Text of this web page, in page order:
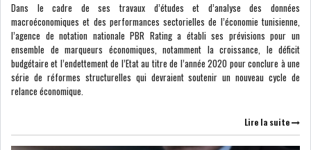
Dans le cadre de ses travaux d’études et d’analyse des données
macroéconomiques et des performances sectorielles de l’économie tunisienne,
l’agence de notation nationale PBR Rating a établi ses prévisions pour un
ensemble de marqueurs économiques, notamment la croissance, le déficit
budgétaire et l’endettement de l’Etat au titre de l’année 2020 pour conclure à une
série de réformes structurelles qui devraient soutenir un nouveau cycle de
relance économique.
Lire la suite